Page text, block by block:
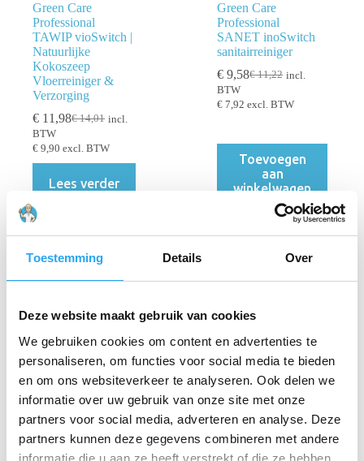
Toestemming Details Over
Deze website maakt gebruik van cookies
We gebruiken cookies om content en advertenties te
personaliseren, om functies voor social media te bieden
en om ons websiteverkeer te analyseren. Ook delen we
informatie over uw gebruik van onze site met onze
partners voor social media, adverteren en analyse. Deze
partners kunnen deze gegevens combineren met andere
informatie die u aan ze heeft verstrekt of die ze hebben
Green Care
Professional
TAWIP vioSwitch |
Natuurlijke
Kokoszeep
Vloerreiniger &
Verzorging
€14,01
Oorspronkelijke
was:
€ 11,98Huidige
is:
incl.
BTW
€ 9,90 excl. BTW
Lees verder
Green Care
Professional
SANET inoSwitch
sanitairreiniger
€11,22
Oorspronkelijke
was:
€ 9,58Huidige
is:
incl.
BTW
€ 7,92 excl. BTW
Toevoegen
aan
winkelwagen
Green Care
GREASE
topSwitch
keukenreiniger/ontv
€ 15,92
Oorspronkelijke
9,26Huidige
Green Care
TANET uniSwitch
Navulling 1L |
Reiniger Poreuze &
Hydrofobe Vloeren
10,09
Oorspronkelijke
8,82 Huidigeincl.